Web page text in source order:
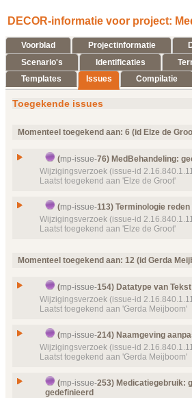
DECOR-informatie voor project:
Voorblad Projectinformatie
Scenario's
Identificaties
Templates
Issues Compilatie
Toegekende issues
Momenteel toegekend aan: 6 (id Elze de
(mp-issue-76) MedBehandeling:
Wijzigingsverzoek (issue-id
Laatst toegekend aan 'Elze de Groot'
Issue
MedBehandeling:
mp-issue-76
Wijzigingsverzoek
Prioriteit
normaal
(mp-issue-113) Terminologie
Wijzigingsverzoek (issue-id
Laatst toegekend aan 'Elze de Groot'
Id
mp-issue-113
Type
Status
Afgewezen,
Prioriteit
normaal
Object(en)
11:20:39)
Details
Klik hier voor
Momenteel toegekend aan: 12 (id Gerda
(mp-issue-154) Datatype van
Wijzigingsverzoek (issue-id
Laatst toegekend aan 'Gerda Meijboom'
Issue
Datatype van Tekst
mp-issue-154
Wijzigingsverzoek
Afgewezen,
Prioriteit
(mp-issue-214) Naamgeving
Wijzigingsverzoek (issue-id
Laatst toegekend aan 'Gerda Meijboom'
Issue
Naamgeving
(mp-issue-253) Medicatiegebruik:
gedefinieerd